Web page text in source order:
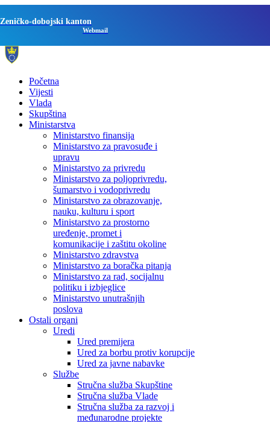
Zeničko-dobojski kanton
Webmail
Početna
Vijesti
Vlada
Skupština
Ministarstva
Ministarstvo finansija
Ministarstvo za pravosuđe i
upravu
Ministarstvo za privredu
Ministarstvo za poljoprivredu,
šumarstvo i vodoprivredu
Ministarstvo za obrazovanje,
nauku, kulturu i sport
Ministarstvo za prostorno
uređenje, promet i
komunikacije i zaštitu okoline
Ministarstvo zdravstva
Ministarstvo za boračka pitanja
Ministarstvo za rad, socijalnu
politiku i izbjeglice
Ministarstvo unutrašnjih
poslova
Ostali organi
Uredi
Ured premijera
Ured za borbu protiv korupcije
Ured za javne nabavke
Službe
Stručna služba Skupštine
Stručna služba Vlade
Stručna služba za razvoj i
međunarodne projekte